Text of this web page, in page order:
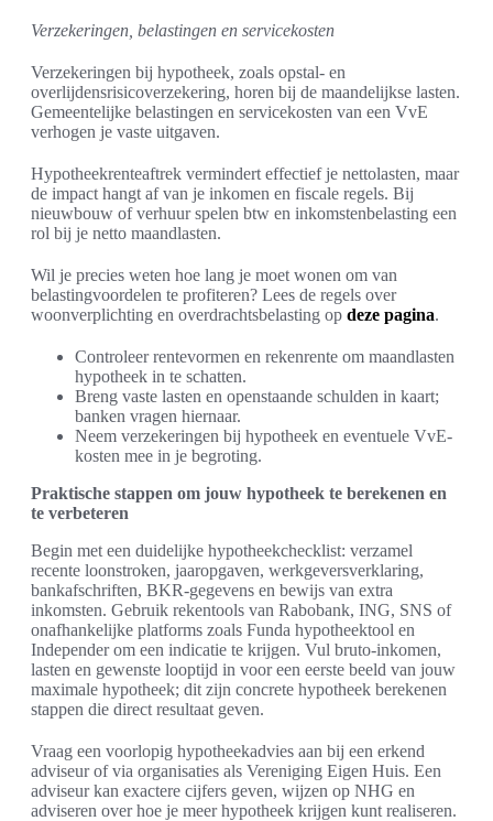
Verzekeringen, belastingen en servicekosten
Verzekeringen bij hypotheek, zoals opstal- en
overlijdensrisicoverzekering, horen bij de maandelijkse lasten.
Gemeentelijke belastingen en servicekosten van een VvE
verhogen je vaste uitgaven.
Hypotheekrenteaftrek vermindert effectief je nettolasten, maar
de impact hangt af van je inkomen en fiscale regels. Bij
nieuwbouw of verhuur spelen btw en inkomstenbelasting een
rol bij je netto maandlasten.
Wil je precies weten hoe lang je moet wonen om van
belastingvoordelen te profiteren? Lees de regels over
woonverplichting en overdrachtsbelasting op deze pagina.
Controleer rentevormen en rekenrente om maandlasten
hypotheek in te schatten.
Breng vaste lasten en openstaande schulden in kaart;
banken vragen hiernaar.
Neem verzekeringen bij hypotheek en eventuele VvE-
kosten mee in je begroting.
Praktische stappen om jouw hypotheek te berekenen en
te verbeteren
Begin met een duidelijke hypotheekchecklist: verzamel
recente loonstroken, jaaropgaven, werkgeversverklaring,
bankafschriften, BKR-gegevens en bewijs van extra
inkomsten. Gebruik rekentools van Rabobank, ING, SNS of
onafhankelijke platforms zoals Funda hypotheektool en
Independer om een indicatie te krijgen. Vul bruto-inkomen,
lasten en gewenste looptijd in voor een eerste beeld van jouw
maximale hypotheek; dit zijn concrete hypotheek berekenen
stappen die direct resultaat geven.
Vraag een voorlopig hypotheekadvies aan bij een erkend
adviseur of via organisaties als Vereniging Eigen Huis. Een
adviseur kan exactere cijfers geven, wijzen op NHG en
adviseren over hoe je meer hypotheek krijgen kunt realiseren.